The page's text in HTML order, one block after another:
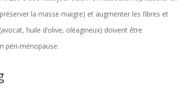
la masse maigre) et augmenter les fibres et
huile d’olive, oléagineux) doivent être
péri-ménopause.